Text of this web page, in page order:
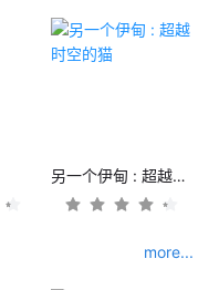
另一个伊甸 : 超越时空的猫
more...